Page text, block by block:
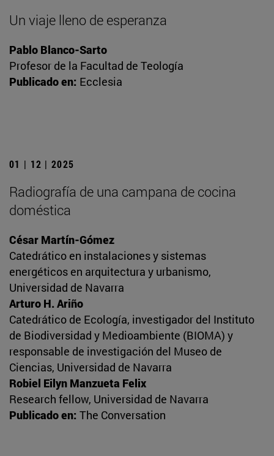
Un viaje lleno de esperanza
Pablo Blanco-Sarto
Profesor de la Facultad de Teología
Publicado en: Ecclesia
01 | 12 | 2025
Radiografía de una campana de cocina
doméstica
César Martín-Gómez
Catedrático en instalaciones y sistemas
energéticos en arquitectura y urbanismo,
Universidad de Navarra
Arturo H. Ariño
Catedrático de Ecología, investigador del Instituto
de Biodiversidad y Medioambiente (BIOMA) y
responsable de investigación del Museo de
Ciencias, Universidad de Navarra
Robiel Eilyn Manzueta Felix
Research fellow, Universidad de Navarra
Publicado en: The Conversation